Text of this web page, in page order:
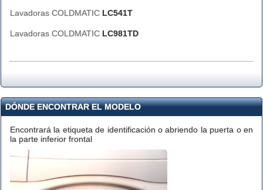
Lavadoras COLDMATIC LC541T
Lavadoras COLDMATIC LC981TD
DÓNDE ENCONTRAR EL MODELO
Encontrará la etiqueta de identificación o abriendo la puerta o en
la parte inferior frontal